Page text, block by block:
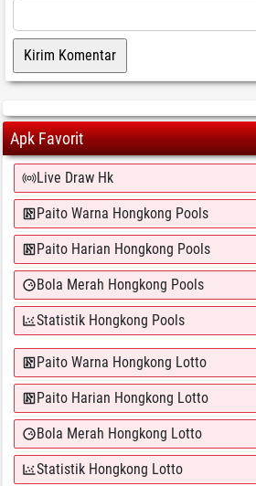
Apk Favorit
Live Draw Hk
Paito Warna Hongkong Pools
Paito Harian Hongkong Pools
Bola Merah Hongkong Pools
Statistik Hongkong Pools
Paito Warna Hongkong Lotto
Paito Harian Hongkong Lotto
Bola Merah Hongkong Lotto
Statistik Hongkong Lotto